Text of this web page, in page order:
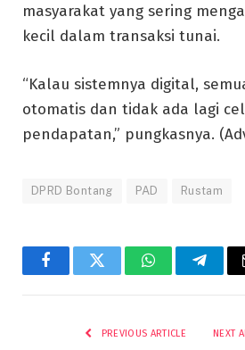
masyarakat yang sering
kecil dalam transaksi tunai.
“Kalau sistemnya digital,
otomatis dan tidak ada lagi
pendapatan,” pungkasnya.
DPRD Bontang PAD Rustam
FacebookTwitter WhatsApp
PREVIOUS ARTICLE NEXT